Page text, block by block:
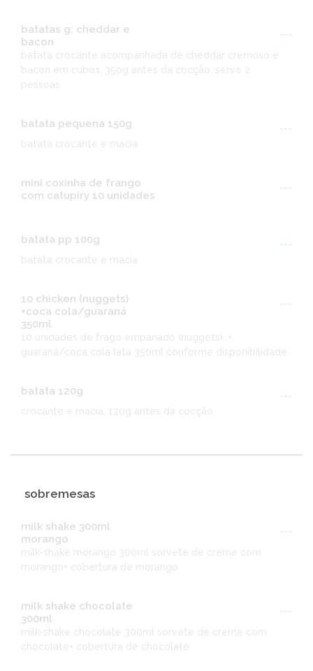
batatas g: cheddar e
bacon
---
batata crocante acompanhada de cheddar cremoso e
bacon em cubos. 350g antes da cocção. serve 2
batata pequena 150g
---
batata crocante e macia
mini coxinha de frango
com catupiry 10 unidades
---
batata pp 100g
---
batata crocante e macia
10 chicken (nuggets)
+coca cola/guaraná
350ml
---
10 unidades de frago empanado (nuggets). +
guaraná/coca cola lata 350ml conforme disponibilidade
batata 120g
---
crocante e macia, 120g antes da cocção.
sobremesas
milk shake 300ml
morango
---
milk-shake morango 300ml sorvete de creme com
morango+ cobertura de morango
milk shake chocolate
300ml
---
milk-shake chocolate 300ml sorvete de creme com
chocolate+ cobertura de chocolate